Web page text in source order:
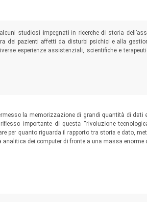
studiosi impegnati in ricerche di storia
dei pazienti affetti da disturbi psichici e alla
esperienze assistenziali, scientifiche e
età moderna e contemporanea, insieme a uno
la memorizzazione di grandi quantità di dati
importante di questa “rivoluzione
per quanto riguarda il rapporto tra storia e dato,
analitica dei computer di fronte a una massa enorme